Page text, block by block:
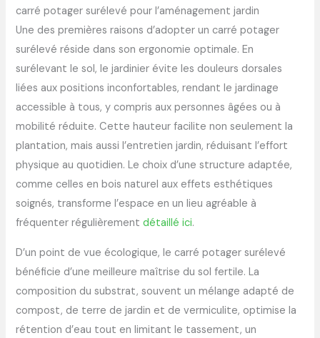
carré potager surélevé pour l’aménagement jardin
Une des premières raisons d’adopter un carré potager
surélevé réside dans son ergonomie optimale. En
surélevant le sol, le jardinier évite les douleurs dorsales
liées aux positions inconfortables, rendant le jardinage
accessible à tous, y compris aux personnes âgées ou à
mobilité réduite. Cette hauteur facilite non seulement la
plantation, mais aussi l’entretien jardin, réduisant l’effort
physique au quotidien. Le choix d’une structure adaptée,
comme celles en bois naturel aux effets esthétiques
soignés, transforme l’espace en un lieu agréable à
fréquenter régulièrementdétaillé ici.
D’un point de vue écologique, le carré potager surélevé
bénéficie d’une meilleure maîtrise du sol fertile. La
composition du substrat, souvent un mélange adapté de
compost, de terre de jardin et de vermiculite, optimise la
rétention d’eau tout en limitant le tassement, un